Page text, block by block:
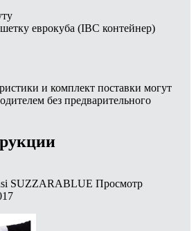
еврокуба (IBC контейнер)
и комплект поставки могут
без предварительного
SUZZARABLUE Просмотр